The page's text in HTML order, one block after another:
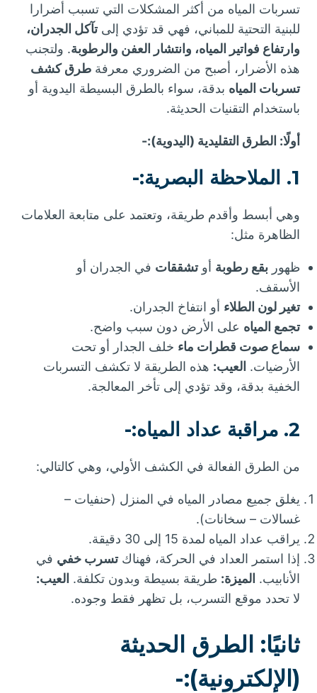
تسربات المياه من أكثر المشكلات التي تسبب أضرارا
للبنية التحتية للمباني، فهي قد تؤدي إلىتآكل الجدران،
وارتفاع فواتير المياه، وانتشار العفن والرطوبة. ولتجنب
هذه الأضرار، أصبح من الضروري معرفة طرق كشف
تسربات المياه بدقة، سواء بالطرق البسيطة اليدوية أو
باستخدام التقنيات الحديثة.
أولًا: الطرق التقليدية (اليدوية):-
1. الملاحظة البصرية:-
وهي أبسط وأقدم طريقة، وتعتمد على متابعة العلامات
الظاهرة مثل:
ظهور بقع رطوبة أوتشققات في الجدران أو
الأسقف.
تغير لون الطلاء أو انتفاخ الجدران.
تجمع المياه على الأرض دون سبب واضح.
سماع صوت قطرات ماء خلف الجدار أو تحت
الأرضيات. العيب: هذه الطريقة لا تكشف التسربات
الخفية بدقة، وقد تؤدي إلى تأخر المعالجة.
2. مراقبة عداد المياه:-
من الطرق الفعالة في الكشف الأولي، وهي كالتالي:
يغلق جميع مصادر المياه في المنزل (حنفيات –
غسالات – سخانات).
يراقب عداد المياه لمدة 15 إلى 30 دقيقة.
إذا استمر العداد في الحركة، فهناكتسرب خفي في
الأنابيب. الميزة: طريقة بسيطة وبدون تكلفة. العيب:
لا تحدد موقع التسرب، بل تظهر فقط وجوده.
ثانيًا: الطرق الحديثة
(الإلكترونية):-